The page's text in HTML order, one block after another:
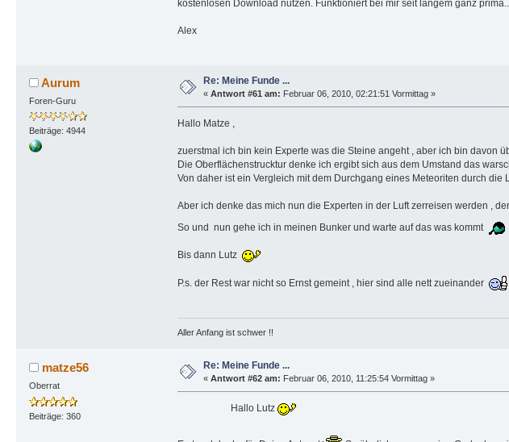
kostenlosen Download nutzen. Funktioniert bei mir seit langem ganz prima...
Alex
Aurum
Foren-Guru
Beiträge: 4944
Re: Meine Funde ...
« Antwort #61 am: Februar 06, 2010, 02:21:51 Vormittag »
Hallo Matze ,
zuerstmal ich bin kein Experte was die Steine angeht , aber ich bin davon
Die Oberflächenstrucktur denke ich ergibt sich aus dem Umstand das
Von daher ist ein Vergleich mit dem Durchgang eines Meteoriten durch die
Aber ich denke das mich nun die Experten in der Luft zerreisen werden ,
So und nun gehe ich in meinen Bunker und warte auf das was kommt
Bis dann Lutz
P.s. der Rest war nicht so Ernst gemeint , hier sind alle nett zueinander
Aller Anfang ist schwer !!
matze56
Oberrat
Beiträge: 360
Re: Meine Funde ...
« Antwort #62 am: Februar 06, 2010, 11:25:54 Vormittag »
Hallo Lutz